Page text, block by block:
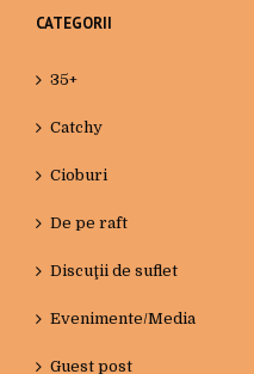
CATEGORII
35+
Catchy
Cioburi
De pe raft
Discuţii de suflet
Evenimente/Media
Guest post